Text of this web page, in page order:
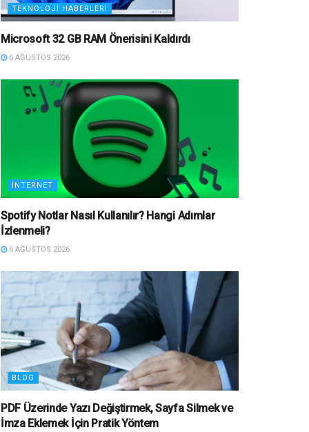
TEKNOLOJI HABERLERI
Microsoft 32 GB RAM Önerisini Kaldırdı
6 AĞUSTOS 2026
İNTERNET
Spotify Notlar Nasıl Kullanılır? Hangi Adımlar
İzlenmeli?
6 AĞUSTOS 2026
BLOG
PDF Üzerinde Yazı Değiştirmek, Sayfa Silmek ve
İmza Eklemek İçin Pratik Yöntem